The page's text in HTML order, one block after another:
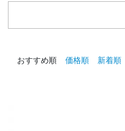
おすすめ順 価格順 新着順